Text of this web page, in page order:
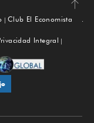
Subir
Club El Economista
Integral